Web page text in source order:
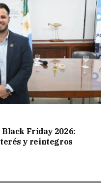
Friday 2026:
y reintegros